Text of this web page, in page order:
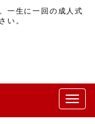
一生に一回の成人式
い。
メ
ニ